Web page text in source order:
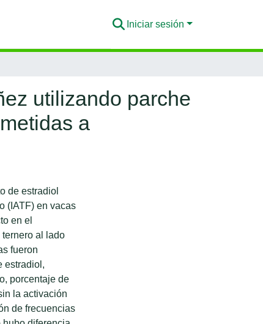
Iniciar sesión
utilizando parche
a
de estradiol
(IATF) en vacas
en el
al lado
fueron
estradiol,
porcentaje de
la activación
de frecuencias